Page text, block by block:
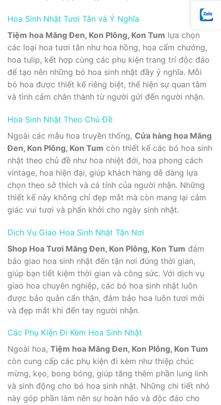
Hoa Sinh Nhật Tươi Tắn và Ý Nghĩa
Tiệm hoa Măng Đen, Kon Plông, Kon Tum lựa chọn
các loại hoa tươi tắn như hoa hồng, hoa cẩm chướng,
hoa tulip, kết hợp cùng các phụ kiện trang trí độc đáo
để tạo nên những bó hoa sinh nhật đầy ý nghĩa. Mỗi
bó hoa được thiết kế riêng biệt, thể hiện sự quan tâm
và tình cảm chân thành từ người gửi đến người nhận.
Hoa Sinh Nhật Theo Chủ Đề
Ngoài các mẫu hoa truyền thống, Cửa hàng hoa Măng
Đen, Kon Plông, Kon Tum còn thiết kế các bó hoa sinh
nhật theo chủ đề như hoa nhiệt đới, hoa phong cách
vintage, hoa hiện đại, giúp khách hàng dễ dàng lựa
chọn theo sở thích và cá tính của người nhận. Những
thiết kế này không chỉ đẹp mắt mà còn mang lại cảm
giác vui tươi và phấn khởi cho ngày sinh nhật.
Dịch Vụ Giao Hoa Sinh Nhật Tận Nơi
Shop Hoa Tươi Măng Đen, Kon Plông, Kon Tum đảm
bảo giao hoa sinh nhật đến tận nơi đúng thời gian,
giúp bạn tiết kiệm thời gian và công sức. Với dịch vụ
giao hoa chuyên nghiệp, các bó hoa sinh nhật luôn
được bảo quản cẩn thận, đảm bảo hoa luôn tươi mới
và đẹp mắt khi đến tay người nhận.
Các Phụ Kiện Đi Kèm Hoa Sinh Nhật
Ngoài hoa, Tiệm hoa Măng Đen, Kon Plông, Kon Tum
còn cung cấp các phụ kiện đi kèm như thiệp chúc
mừng, kẹo, bong bóng, giúp tăng thêm phần lung linh
và sinh động cho bó hoa sinh nhật. Những chi tiết nhỏ
này góp phần làm nên sự hoàn hảo và độc đáo cho